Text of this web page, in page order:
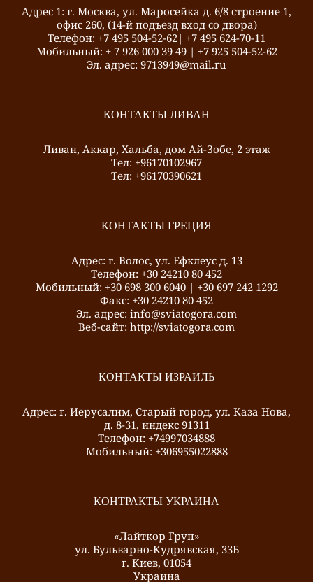
Адрес 1: г. Москва, ул. Маросейка д. 6/8 строение 1,
офис 260, (14-й подъезд вход со двора)
Телефон: +7 495 504-52-62| +7 495 624-70-11
Mобильный: + 7 926 000 39 49 | +7 925 504-52-62
Эл. адрес: 9713949@mail.ru
КОНТАКТЫ ЛИВАН
Ливан, Аккар, Хальба, дом Ай-Зобе, 2 этаж
Тел: +96170102967
Тел: +96170390621
КОНТАКТЫ ГРЕЦИЯ
Адрес: г. Волос, ул. Ефклеус д. 13
Телефон: +30 24210 80 452
Mобильный: +30 698 300 6040 | +30 697 242 1292
Факс: +30 24210 80 452
Эл. адрес: info@sviatogora.com
Веб-сайт: http://sviatogora.com
КОНТАКТЫ ИЗРАИЛЬ
Адрес: г. Иерусалим, Старый город, ул. Каза Нова,
д. 8-31, индекс 91311
Телефон: +74997034888
Mобильный: +306955022888
КОНТРАКТЫ УКРАИНА
«Лайткор Груп»
ул. Бульварно-Кудрявская, 33Б
г. Киев, 01054
Украина